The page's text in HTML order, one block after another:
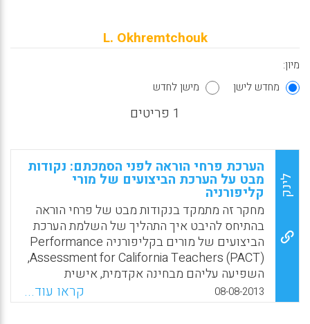
L. Okhremtchouk
מיון:
מחדש לישן
מישן לחדש
1 פריטים
לינק
הערכת פרחי הוראה לפני הסמכתם: נקודות
מבט על הערכת הביצועים של מורי
קליפורניה
מחקר זה מתמקד בנקודות מבט של פרחי הוראה
בהתיחס להיבט איך התהליך של השלמת הערכת
הביצועים של מורים בקליפורניה Performance
Assessment for California Teachers (PACT),
השפיעה עליהם מבחינה אקדמית, אישית
ומקצועית. נקודות מבט של פרחי הוראה נרכשו
תוך שימוש בכלי עבודה לביצוע סקרים המורכב
08-08-2013 קראו עוד...